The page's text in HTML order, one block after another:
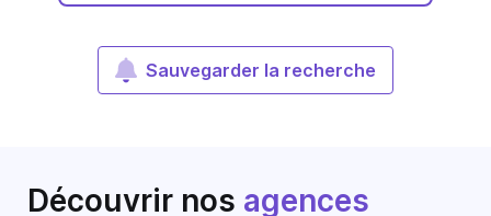
Sauvegarder la recherche
Découvrir nos agences